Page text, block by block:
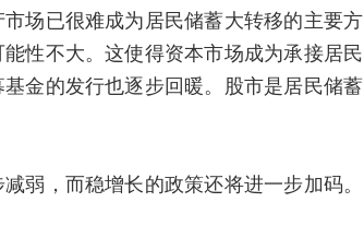
场已很难成为居民储蓄大转移的主要方
性不大。这使得资本市场成为承接居民
金的发行也逐步回暖。股市是居民储蓄
，而稳增长的政策还将进一步加码。